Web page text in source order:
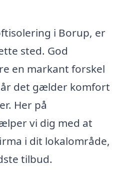
i Borup, er
sted. God
en markant forskel
det gælder komfort
Her på
vi dig med at
i dit lokalområde,
tilbud.